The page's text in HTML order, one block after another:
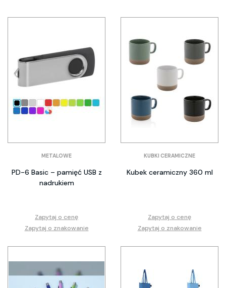
METALOWE
PD-6 Basic – pamięć USB z
nadrukiem
Zapytaj o cenę
Zapytaj o znakowanie
KUBKI CERAMICZNE
Kubek ceramiczny 360 ml
Zapytaj o cenę
Zapytaj o znakowanie